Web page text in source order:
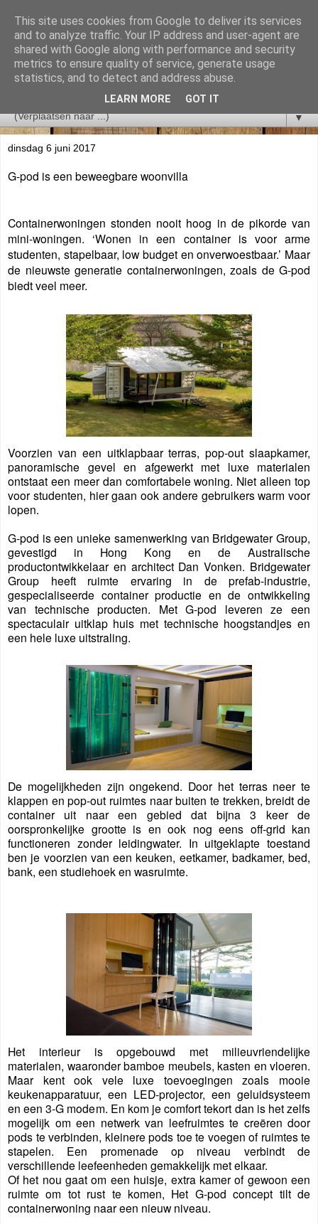
▼
dinsdag 6 juni 2017
G-pod is een beweegbare woonvilla
Containerwoningen stonden nooit hoog in de pikorde van
mini-woningen. ‘Wonen in een container is voor arme
studenten, stapelbaar, low budget en onverwoestbaar.’ Maar
de nieuwste generatie containerwoningen, zoals de G-pod
biedt veel meer.
Voorzien van een uitklapbaar terras, pop-out slaapkamer,
panoramische gevel en afgewerkt met luxe materialen
ontstaat een meer dan comfortabele woning. Niet alleen top
voor studenten, hier gaan ook andere gebruikers warm voor
lopen.
G-pod is een unieke samenwerking van Bridgewater Group,
gevestigd in Hong Kong en de Australische
productontwikkelaar en architect Dan Vonken. Bridgewater
Group heeft ruimte ervaring in de prefab-industrie,
gespecialiseerde container productie en de ontwikkeling
van technische producten. Met G-pod leveren ze een
spectaculair uitklap huis met technische hoogstandjes en
een hele luxe uitstraling.
De mogelijkheden zijn ongekend. Door het terras neer te
klappen en pop-out ruimtes naar buiten te trekken, breidt de
container uit naar een gebied dat bijna 3 keer de
oorspronkelijke grootte is en ook nog eens off-grid kan
functioneren zonder leidingwater. In uitgeklapte toestand
ben je voorzien van een keuken, eetkamer, badkamer, bed,
bank, een studiehoek en wasruimte.
Het interieur is opgebouwd met milieuvriendelijke
materialen, waaronder bamboe meubels, kasten en vloeren.
Maar kent ook vele luxe toevoegingen zoals mooie
keukenapparatuur, een LED-projector, een geluidsysteem
en een 3-G modem. En kom je comfort tekort dan is het zelfs
mogelijk om een netwerk van leefruimtes te creëren door
pods te verbinden, kleinere pods toe te voegen of ruimtes te
stapelen. Een promenade op niveau verbindt de
verschillende leefeenheden gemakkelijk met elkaar.
Of het nou gaat om een huisje, extra kamer of gewoon een
ruimte om tot rust te komen, Het G-pod concept tilt de
containerwoning naar een nieuw niveau.
This site uses cookies from Google to deliver its services
and to analyze traffic. Your IP address and user-agent are
shared with Google along with performance and security
metrics to ensure quality of service, generate usage
statistics, and to detect and address abuse.
LEARN MORE GOT IT